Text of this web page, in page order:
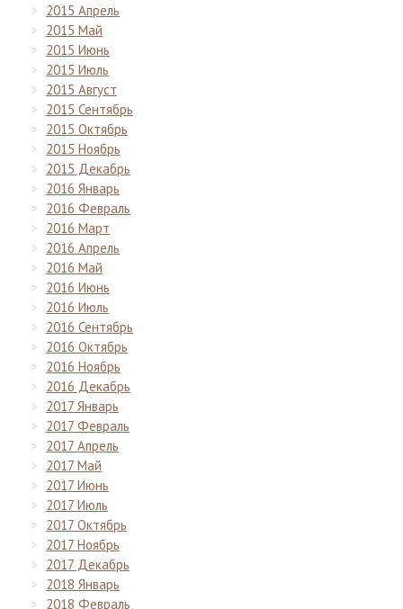
2015 Апрель
2015 Май
2015 Июнь
2015 Июль
2015 Август
2015 Сентябрь
2015 Октябрь
2015 Ноябрь
2015 Декабрь
2016 Январь
2016 Февраль
2016 Март
2016 Апрель
2016 Май
2016 Июнь
2016 Июль
2016 Сентябрь
2016 Октябрь
2016 Ноябрь
2016 Декабрь
2017 Январь
2017 Февраль
2017 Апрель
2017 Май
2017 Июнь
2017 Июль
2017 Октябрь
2017 Ноябрь
2017 Декабрь
2018 Январь
2018 Февраль